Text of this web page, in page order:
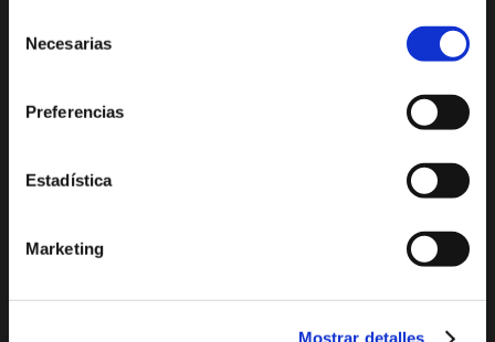
Necesarias
Preferencias
Estadística
Marketing
Mostrar detalles
Playa del Arenal
Ocio y diversión